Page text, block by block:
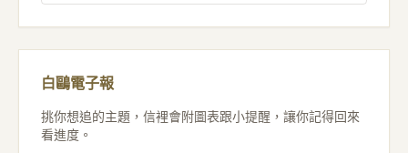
白鷗電子報
挑你想追的主題，信裡會附圖表跟小提醒，讓你記得回來
看進度。